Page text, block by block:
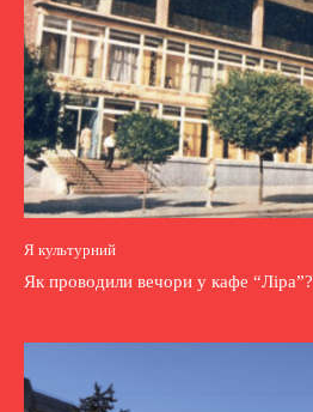
Я культурний
Як проводили вечори у кафе “Ліра”?